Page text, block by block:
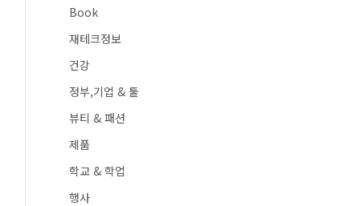
Book
재테크정보
건강
정부,기업 & 툴
뷰티 & 패션
제품
학교 & 학업
행사